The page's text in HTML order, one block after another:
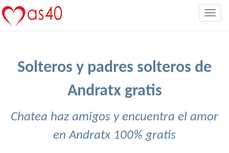
Solteros y padres solteros de
Andratx gratis
Chatea haz amigos y encuentra el amor
en Andratx 100% gratis